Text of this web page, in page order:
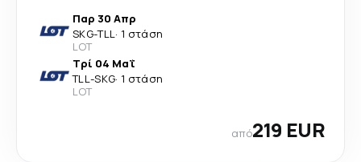
Παρ 30 Απρ
SKG-TLL· 1 στάση
LOT
Τρί 04 Μαΐ
TLL-SKG· 1 στάση
LOT
από219 EUR